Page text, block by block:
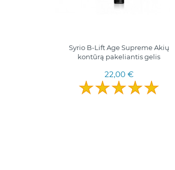
Syrio B-Lift Age Supreme Akių
kontūrą pakeliantis gelis
22,00 €